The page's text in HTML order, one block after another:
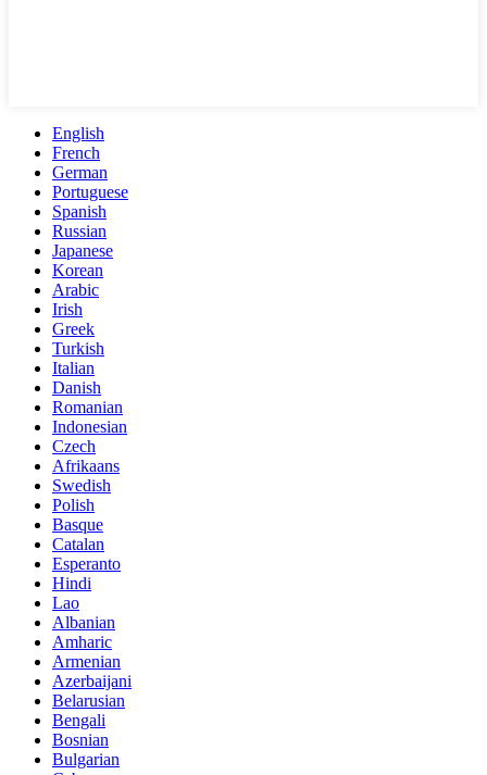
English
French
German
Portuguese
Spanish
Russian
Japanese
Korean
Arabic
Irish
Greek
Turkish
Italian
Danish
Romanian
Indonesian
Czech
Afrikaans
Swedish
Polish
Basque
Catalan
Esperanto
Hindi
Lao
Albanian
Amharic
Armenian
Azerbaijani
Belarusian
Bengali
Bosnian
Bulgarian